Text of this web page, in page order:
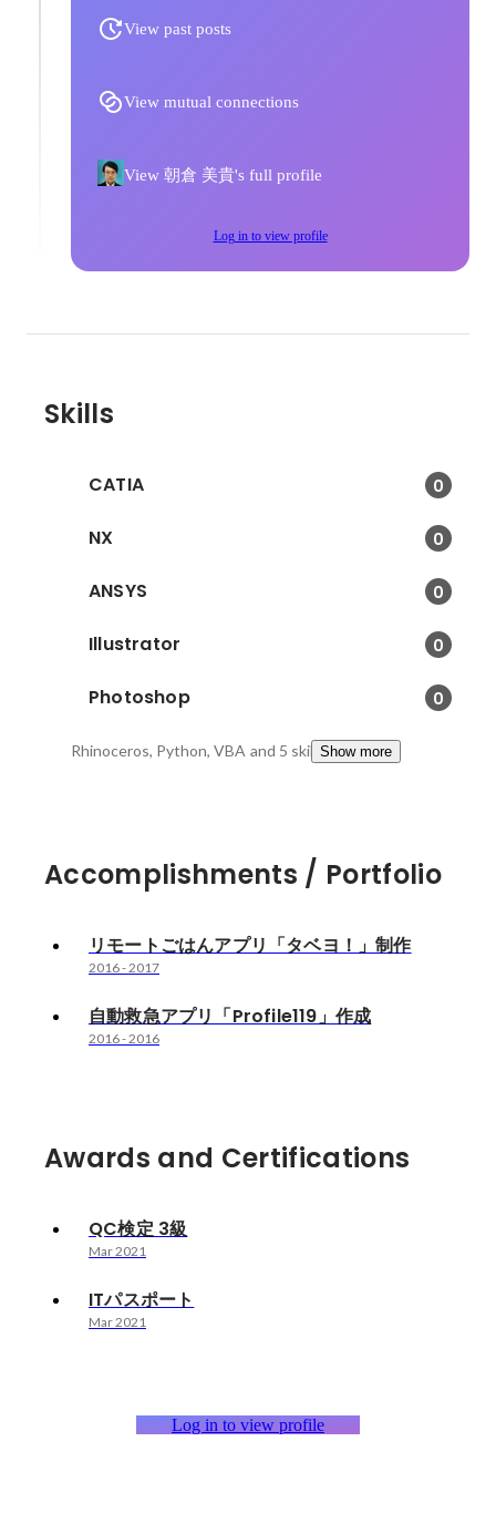
View past posts
View mutual connections
View 朝倉 美貴's full profile
Log in to view profile
Skills
CATIA 0
NX 0
ANSYS 0
Illustrator 0
Photoshop 0
Rhinoceros, Python, VBA and 5 skillsShow more
Accomplishments / Portfolio
リモートごはんアプリ「タベヨ！」制作
2016-2017
自動救急アプリ「Profile119」作成
2016-2016
Awards and Certifications
QC検定 3級
Mar 2021
ITパスポート
Mar 2021
Log in to view profile